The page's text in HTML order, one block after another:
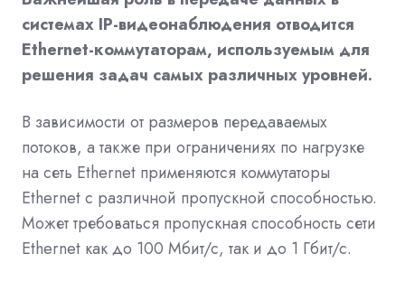
системах IP-видеонаблюдения отводится
Ethernet-коммутаторам, используемым для
решения задач самых различных уровней.
В зависимости от размеров передаваемых
потоков, а также при ограничениях по нагрузке
на сеть Ethernet применяются коммутаторы
Ethernet с различной пропускной способностью.
Может требоваться пропускная способность сети
Ethernet как до 100 Мбит/с, так и до 1 Гбит/с.